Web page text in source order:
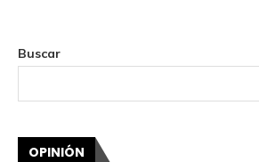
Buscar
OPINIÓN